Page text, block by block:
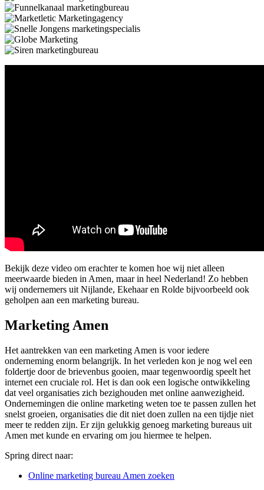
Bekijk deze video om erachter te komen hoe wij niet alleen
meerwaarde bieden in Amen, maar in heel Nederland! Zo hebben
wij ondernemers uit Nijlande, Ekehaar en Rolde bijvoorbeeld ook
geholpen aan een marketing bureau.
Marketing Amen
Het aantrekken van een marketing Amen is voor iedere
onderneming enorm belangrijk. In het verleden kon je nog wel een
foldertje door de brievenbus gooien, maar tegenwoordig speelt het
internet een cruciale rol. Het is dan ook een logische ontwikkeling
dat veel organisaties zich bezighouden met online aanwezigheid.
Ondernemingen die online marketing weten toe te passen zullen het
snelst groeien, organisaties die dit niet doen zullen na een tijdje niet
meer te redden zijn. Er zijn gelukkig genoeg marketing bureaus uit
Amen met kunde en ervaring om jou hiermee te helpen.
Spring direct naar:
Online marketing bureau Amen zoeken